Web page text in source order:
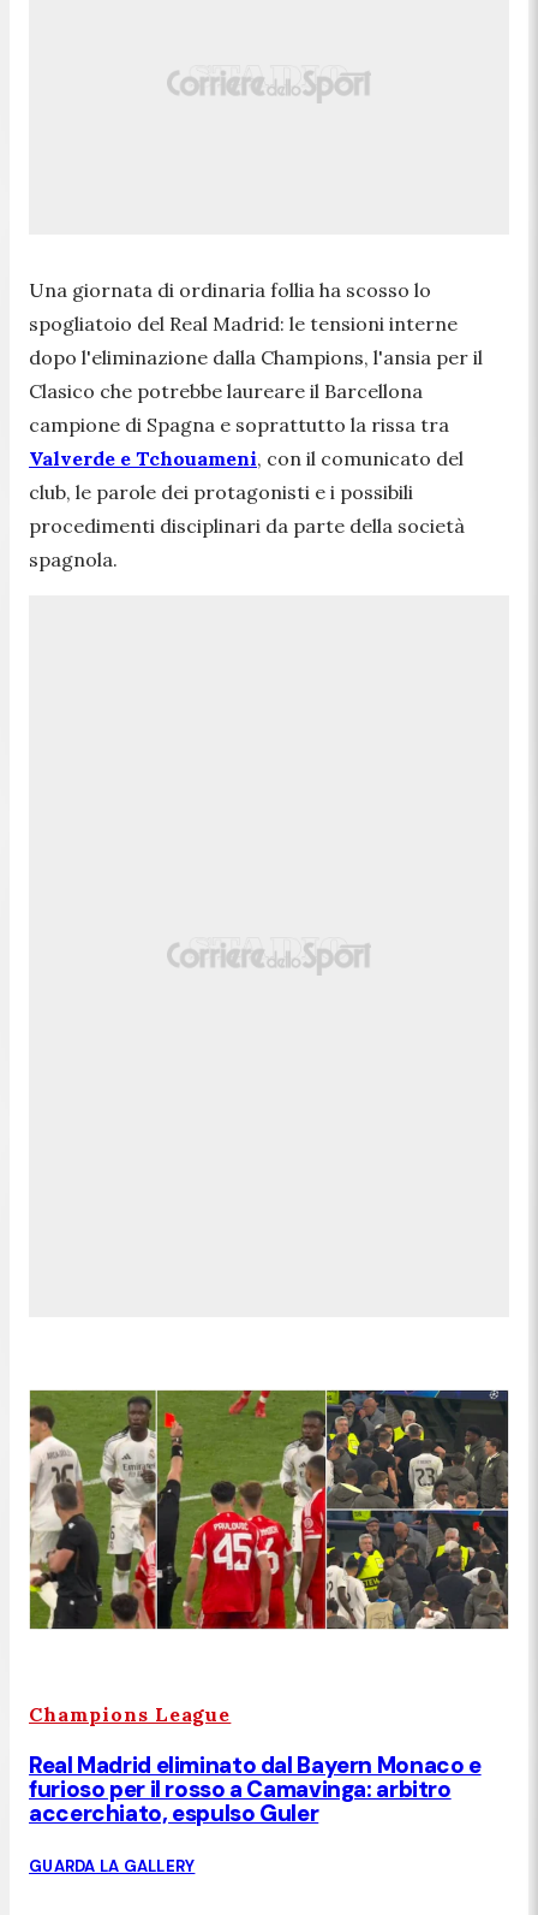
Una giornata di ordinaria follia ha scosso lo
spogliatoio del Real Madrid: le tensioni interne
dopo l'eliminazione dalla Champions, l'ansia per il
Clasico che potrebbe laureare il Barcellona
campione di Spagna e soprattutto la rissa tra
Valverde e Tchouameni, con il comunicato del
club, le parole dei protagonisti e i possibili
procedimenti disciplinari da parte della società
spagnola.
Champions League
Real Madrid eliminato dal Bayern Monaco e
furioso per il rosso a Camavinga: arbitro
accerchiato, espulso Guler
GUARDA LA GALLERY